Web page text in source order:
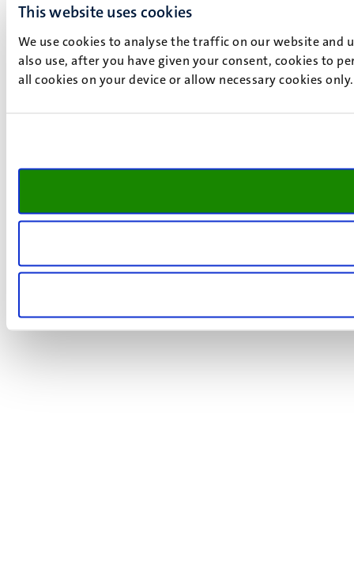
This website uses cookies
We use cookies to analyse the traffic on our website and
also use, after you have given your consent, cookies to
all cookies on your device or allow necessary cookies